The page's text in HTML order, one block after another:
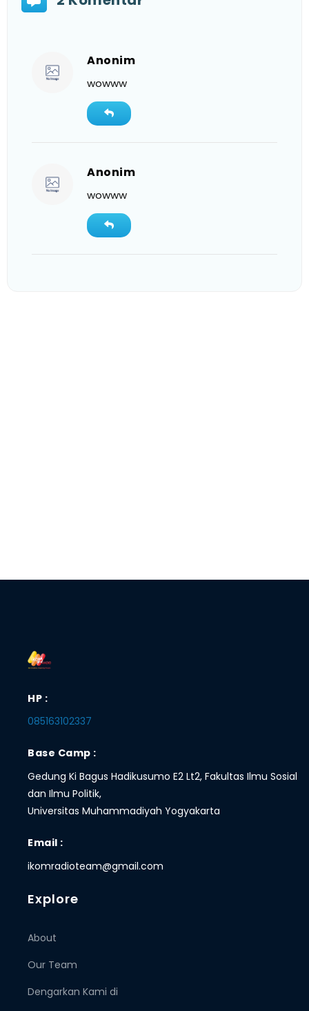
Anonim
wowww
Anonim
wowww
HP :
085163102337
Base Camp :
Gedung Ki Bagus Hadikusumo E2 Lt2, Fakultas Ilmu Sosial
dan Ilmu Politik,
Universitas Muhammadiyah Yogyakarta
Email :
ikomradioteam@gmail.com
Explore
About
Our Team
Dengarkan Kami di